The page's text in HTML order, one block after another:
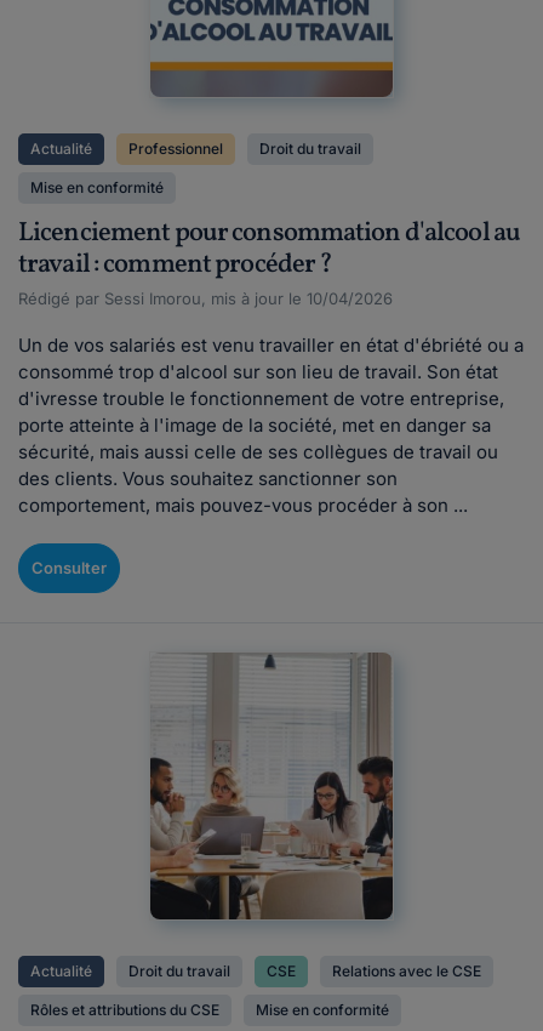
Actualité Professionnel Droit du travail
Mise en conformité
Licenciement pour consommation d'alcool au
travail : comment procéder ?
Rédigé par Sessi Imorou, mis à jour le 10/04/2026
Un de vos salariés est venu travailler en état d'ébriété ou a
consommé trop d'alcool sur son lieu de travail. Son état
d'ivresse trouble le fonctionnement de votre entreprise,
porte atteinte à l'image de la société, met en danger sa
sécurité, mais aussi celle de ses collègues de travail ou
des clients. Vous souhaitez sanctionner son
comportement, mais pouvez-vous procéder à son ...
Consulter
Actualité Droit du travail CSE Relations avec le CSE
Rôles et attributions du CSE Mise en conformité